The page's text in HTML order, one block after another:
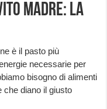
madre: la
è il pasto più
necessarie per
bisogno di alimenti
che diano il giusto